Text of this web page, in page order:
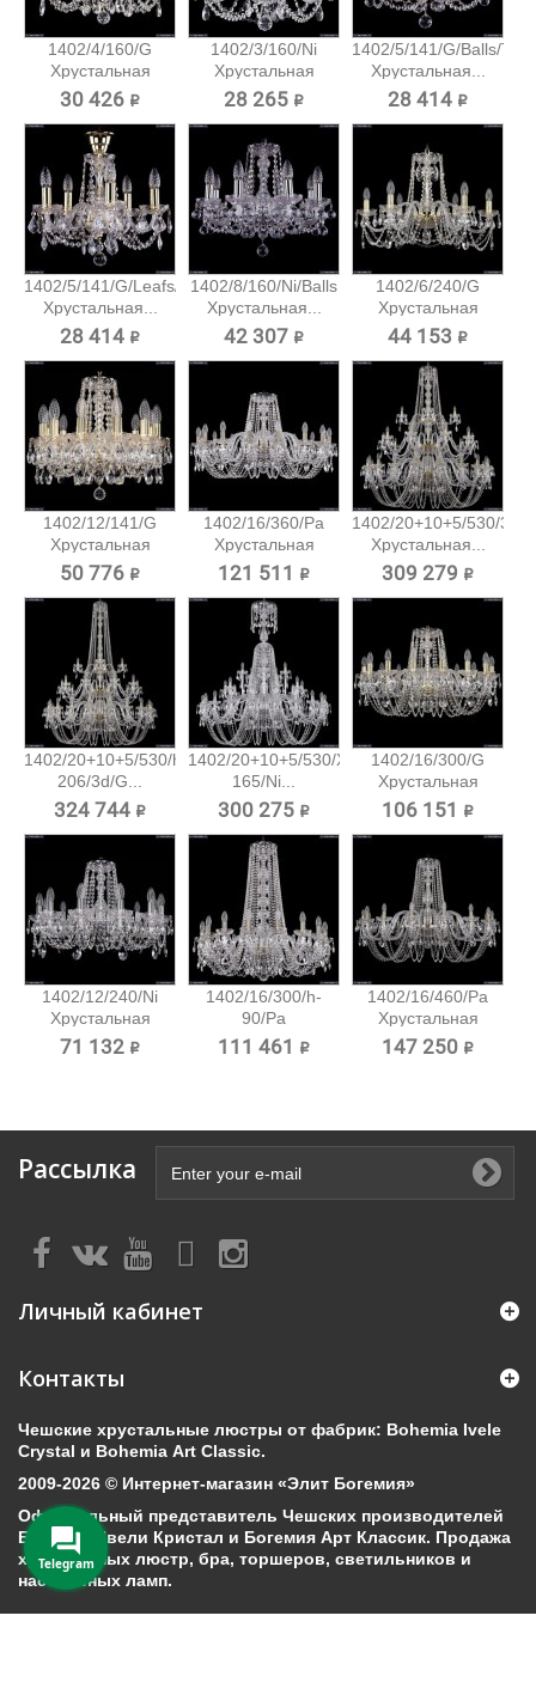
1402/4/160/G
Хрустальная
подвесная...
30 426 ₽
1402/3/160/Ni
Хрустальная
подвесная...
28 265 ₽
1402/5/141/G/Balls/
Хрустальная...
28 414 ₽
1402/5/141/G/Leafs/Tube
Хрустальная...
28 414 ₽
1402/8/160/Ni/Balls
Хрустальная...
42 307 ₽
1402/6/240/G
Хрустальная
подвесная...
44 153 ₽
1402/12/141/G
Хрустальная
подвесная...
50 776 ₽
1402/16/360/Pa
Хрустальная
подвесная...
121 511 ₽
1402/20+10+5/530/3d/G
Хрустальная...
309 279 ₽
1402/20+10+5/530/h-
206/3d/G...
324 744 ₽
1402/20+10+5/530/XL-
165/Ni...
300 275 ₽
1402/16/300/G
Хрустальная
подвесная...
106 151 ₽
1402/12/240/Ni
Хрустальная
подвесная...
71 132 ₽
1402/16/300/h-
90/Pa
Хрустальная...
111 461 ₽
1402/16/460/Pa
Хрустальная
подвесная...
147 250 ₽
Рассылка
Личный кабинет
Контакты
Чешские хрустальные люстры от фабрик: Bohemia Ivele
Crystal и Bohemia Art Classic.
2009-2026 © Интернет-магазин «Элит Богемия»
Официальный представитель Чешских производителей
Богемия Ивели Кристал и Богемия Арт Классик. Продажа
хрустальных люстр, бра, торшеров, светильников и
настольных ламп.
Telegram